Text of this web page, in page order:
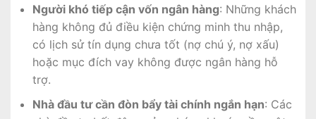
Người khó tiếp cận vốn ngân hàng: Những khách
hàng không đủ điều kiện chứng minh thu nhập,
có lịch sử tín dụng chưa tốt (nợ chú ý, nợ xấu)
hoặc mục đích vay không được ngân hàng hỗ
trợ.
Nhà đầu tư cần đòn bẩy tài chính ngắn hạn: Các